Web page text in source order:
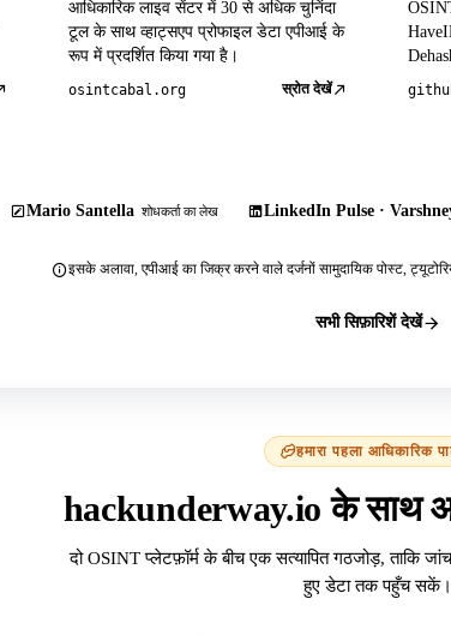
आधिकारिक लाइव सेंटर में 30 से अधिक चुनिंदा
टूल के साथ व्हाट्सएप प्रोफाइल डेटा एपीआई के
रूप में प्रदर्शित किया गया है।
osintcabal.org स्रोत देखें
Mario Santella शोधकर्ता का लेख LinkedIn Pulse ·
इसके अलावा, एपीआई का जिक्र करने वाले दर्जनों सामुदायिक पोस्ट,
सभी सिफ़ारिशें देखें
हमारा पहला आधिकारिक
hackunderway.io के साथ
दो OSINT प्लेटफ़ॉर्म के बीच एक सत्यापित गठजोड़, ताकि
हुए डेटा तक पहुँच सकें।